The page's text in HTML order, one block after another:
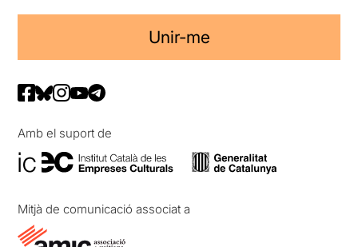
Unir-me
Amb el suport de
Mitjà de comunicació associat a